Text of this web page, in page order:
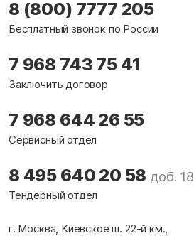
8 (800) 7777 205
Бесплатный звонок по России
7 968 743 75 41
Заключить договор
7 968 644 26 55
Сервисный отдел
8 495 640 20 58 доб. 18
Тендерный отдел
г. Москва, Киевское ш. 22-й км.,